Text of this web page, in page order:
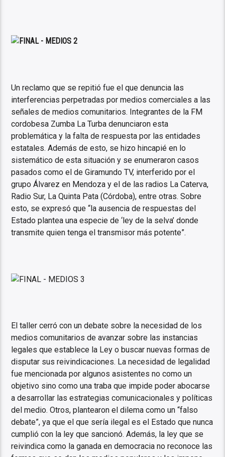
Un reclamo que se repitió fue el que denuncia las
interferencias perpetradas por medios comerciales a las
señales de medios comunitarios. Integrantes de la FM
cordobesa Zumba La Turba denunciaron esta
problemática y la falta de respuesta por las entidades
estatales. Además de esto, se hizo hincapié en lo
sistemático de esta situación y se enumeraron casos
pasados como el de Giramundo TV, interferido por el
grupo Álvarez en Mendoza y el de las radios La Caterva,
Radio Sur, La Quinta Pata (Córdoba), entre otras. Sobre
esto, se expresó que “la ausencia de respuestas del
Estado plantea una especie de ‘ley de la selva’ donde
transmite quien tenga el transmisor más potente”.
El taller cerró con un debate sobre la necesidad de los
medios comunitarios de avanzar sobre las instancias
legales que establece la Ley o buscar nuevas formas de
disputar sus reivindicaciones. La necesidad de legalidad
fue mencionada por algunos asistentes no como un
objetivo sino como una traba que impide poder abocarse
a desarrollar las estrategias comunicacionales y políticas
del medio. Otros, plantearon el dilema como un “falso
debate”, ya que el que sería ilegal es el Estado que nunca
cumplió con la ley que sancionó. Además, la ley que se
reivindica como la ganada en democracia no reconoce las